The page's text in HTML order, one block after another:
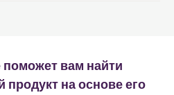
вам найти
на основе его